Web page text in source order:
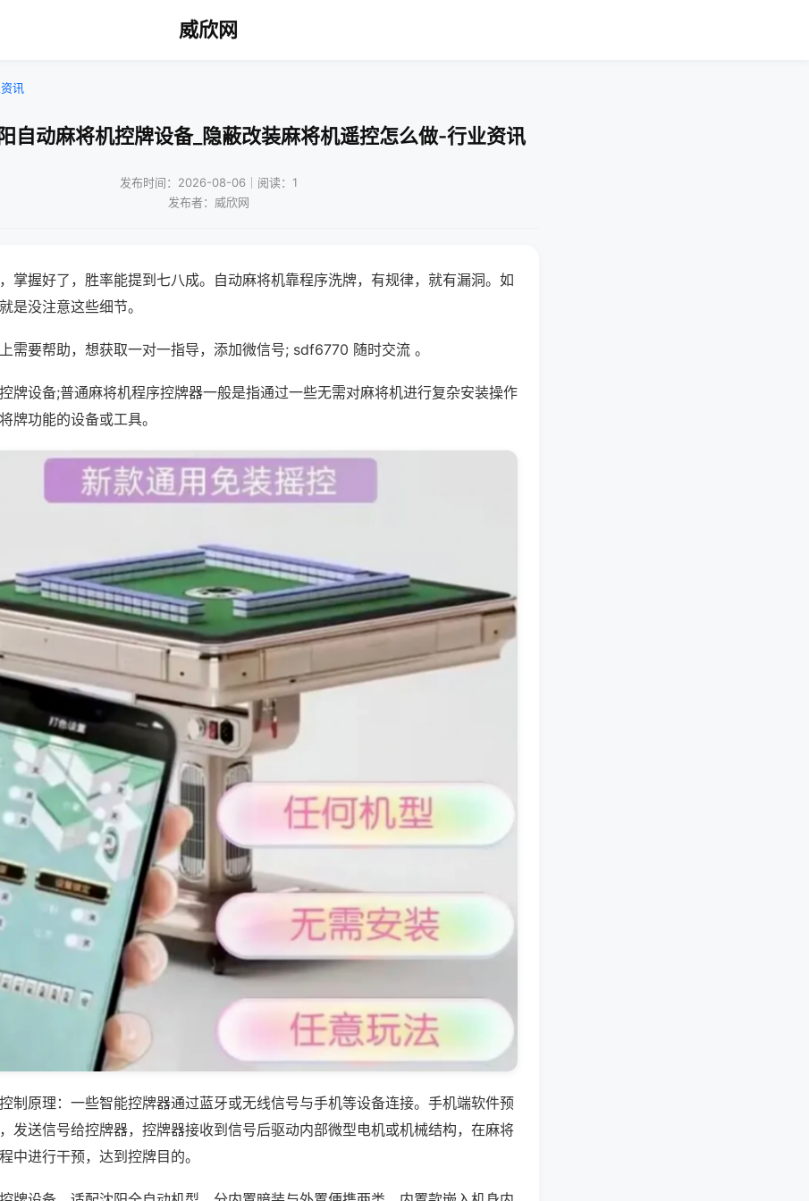
威欣网
讯
自动麻将机控牌设备_隐蔽改装麻将机遥控怎么做-行业资讯
发布时间：2026-08-06｜阅读：1
发布者：威欣网
掌握好了，胜率能提到七八成。自动麻将机靠程序洗牌，有规律，就有漏洞。如
是没注意这些细节。
需要帮助，想获取一对一指导，添加微信号; sdf6770 随时交流 。
牌设备;普通麻将机程序控牌器一般是指通过一些无需对麻将机进行复杂安装操作
牌功能的设备或工具。
制原理：一些智能控牌器通过蓝牙或无线信号与手机等设备连接。手机端软件预
发送信号给控牌器，控牌器接收到信号后驱动内部微型电机或机械结构，在麻将
中进行干预，达到控牌目的。